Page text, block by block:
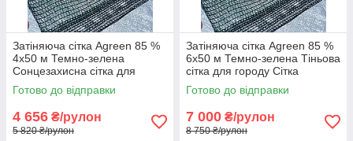
Затіняюча сітка Agreen 85 %
4х50 м Темно-зелена
Сонцезахисна сітка для
теплиць Тіньова сітка для
двору
Готово до відправки
4 656 ₴/рулон
5 820 ₴/рулон
Затіняюча сітка Agreen 85 %
6х50 м Темно-зелена Тіньова
сітка для городу Сітка
затіняюча для навісу
Готово до відправки
7 000 ₴/рулон
8 750 ₴/рулон